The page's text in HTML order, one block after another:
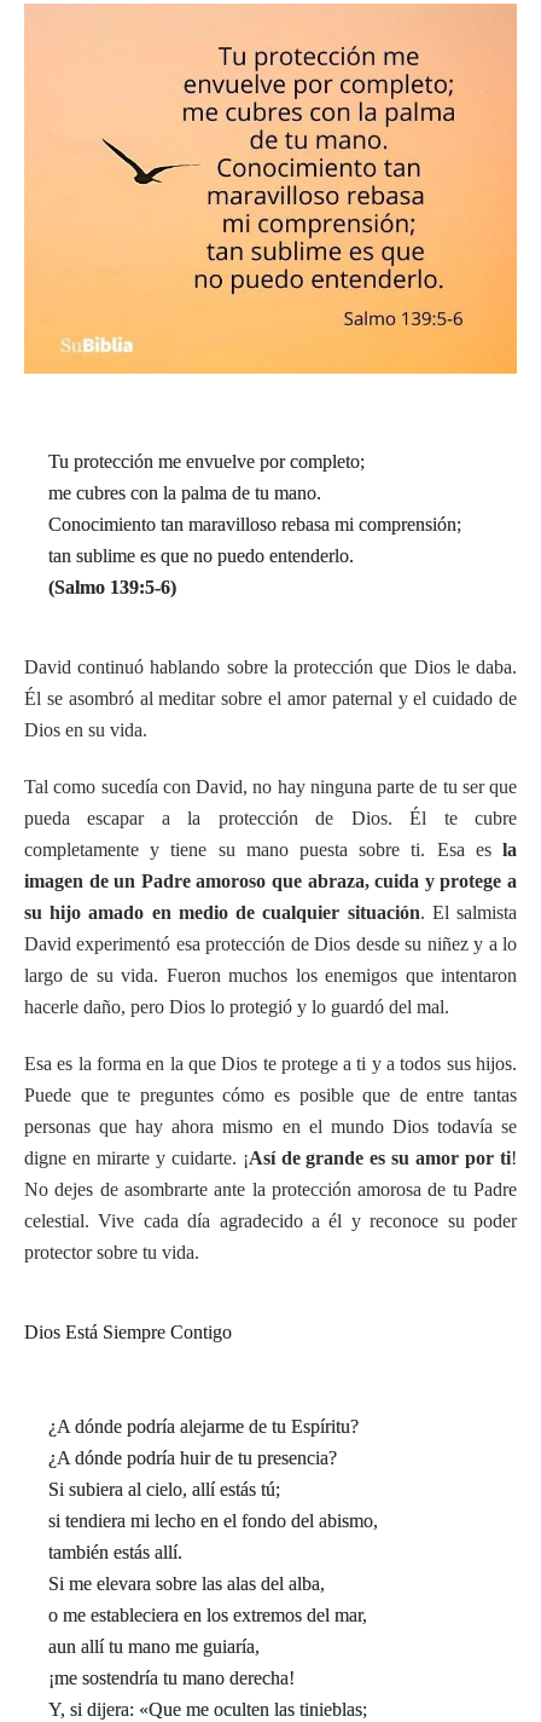
Tu protección me envuelve por completo;
me cubres con la palma de tu mano.
Conocimiento tan maravilloso rebasa mi comprensión;
tan sublime es que no puedo entenderlo.
(Salmo 139:5-6)
David continuó hablando sobre la protección que Dios le daba.
Él se asombró al meditar sobre el amor paternal y el cuidado de
Dios en su vida.
Tal como sucedía con David, no hay ninguna parte de tu ser que
pueda escapar a la protección de Dios. Él te cubre
completamente y tiene su mano puesta sobre ti. Esa es la
imagen de un Padre amoroso que abraza, cuida y protege a
su hijo amado en medio de cualquier situación. El salmista
David experimentó esa protección de Dios desde su niñez y a lo
largo de su vida. Fueron muchos los enemigos que intentaron
hacerle daño, pero Dios lo protegió y lo guardó del mal.
Esa es la forma en la que Dios te protege a ti y a todos sus hijos.
Puede que te preguntes cómo es posible que de entre tantas
personas que hay ahora mismo en el mundo Dios todavía se
digne en mirarte y cuidarte. ¡Así de grande es su amor por ti!
No dejes de asombrarte ante la protección amorosa de tu Padre
celestial. Vive cada día agradecido a él y reconoce su poder
protector sobre tu vida.
Dios Está Siempre Contigo
¿A dónde podría alejarme de tu Espíritu?
¿A dónde podría huir de tu presencia?
Si subiera al cielo, allí estás tú;
si tendiera mi lecho en el fondo del abismo,
también estás allí.
Si me elevara sobre las alas del alba,
o me estableciera en los extremos del mar,
aun allí tu mano me guiaría,
¡me sostendría tu mano derecha!
Y, si dijera: «Que me oculten las tinieblas;